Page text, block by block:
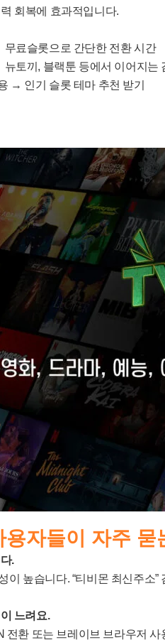
회복에 효과적입니다.
료슬롯으로 간단한 전환 시간
토끼, 블랙툰 등에서 이어지는
→ 인기 슬롯 테마 추천 받기
자들이 자주 묻
.
높습니다. “티비몬 최신주소”
느려요.
전환 또는 브레이브 브라우저 사